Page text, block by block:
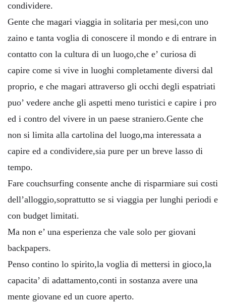
condividere.
Gente che magari viaggia in solitaria per mesi,con uno
zaino e tanta voglia di conoscere il mondo e di entrare in
contatto con la cultura di un luogo,che e’ curiosa di
capire come si vive in luoghi completamente diversi dal
proprio, e che magari attraverso gli occhi degli espatriati
puo’ vedere anche gli aspetti meno turistici e capire i pro
ed i contro del vivere in un paese straniero.Gente che
non si limita alla cartolina del luogo,ma interessata a
capire ed a condividere,sia pure per un breve lasso di
tempo.
Fare couchsurfing consente anche di risparmiare sui costi
dell’alloggio,soprattutto se si viaggia per lunghi periodi e
con budget limitati.
Ma non e’ una esperienza che vale solo per giovani
backpapers.
Penso contino lo spirito,la voglia di mettersi in gioco,la
capacita’ di adattamento,conti in sostanza avere una
mente giovane ed un cuore aperto.